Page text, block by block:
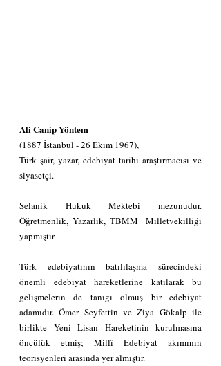
Ali Canip Yöntem
(1887 İstanbul - 26 Ekim 1967),
Türk şair, yazar, edebiyat tarihi araştırmacısı ve
siyasetçi.
Selanik Hukuk Mektebi mezunudur.
Öğretmenlik, Yazarlık, TBMM  Milletvekilliği
yapmıştır.
Türk edebiyatının batılılaşma sürecindeki
önemli edebiyat hareketlerine katılarak bu
gelişmelerin de tanığı olmuş bir edebiyat
adamıdır. Ömer Seyfettin ve Ziya Gökalp ile
birlikte Yeni Lisan Hareketinin kurulmasına
öncülük etmiş; Millî Edebiyat akımının
teorisyenleri arasında yer almıştır.